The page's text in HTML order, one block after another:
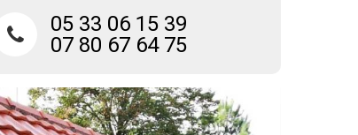
05 33 06 15 39
07 80 67 64 75